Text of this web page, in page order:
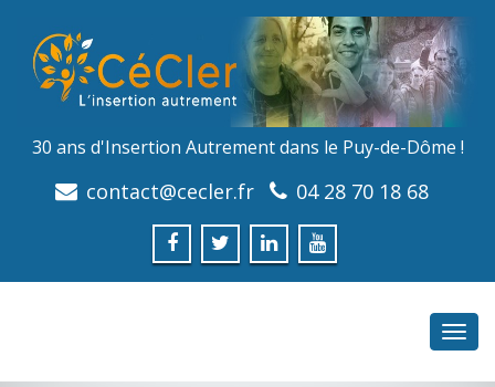
30 ans d'Insertion Autrement dans le Puy-de-Dôme !
contact@cecler.fr 04 28 70 18 68